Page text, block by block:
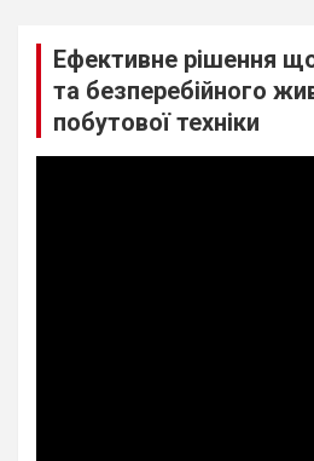
Ефективне рішення
та безперебійного
побутової техніки